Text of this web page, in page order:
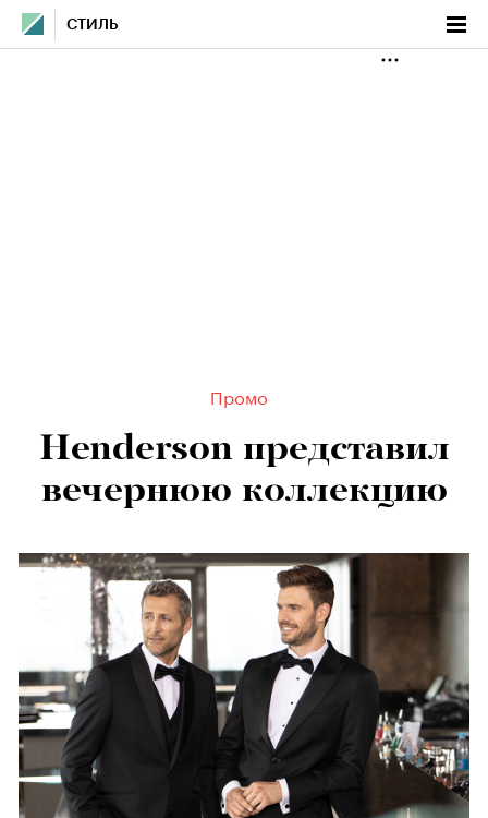
СТИЛЬ
Промо
Henderson представил
вечернюю коллекцию